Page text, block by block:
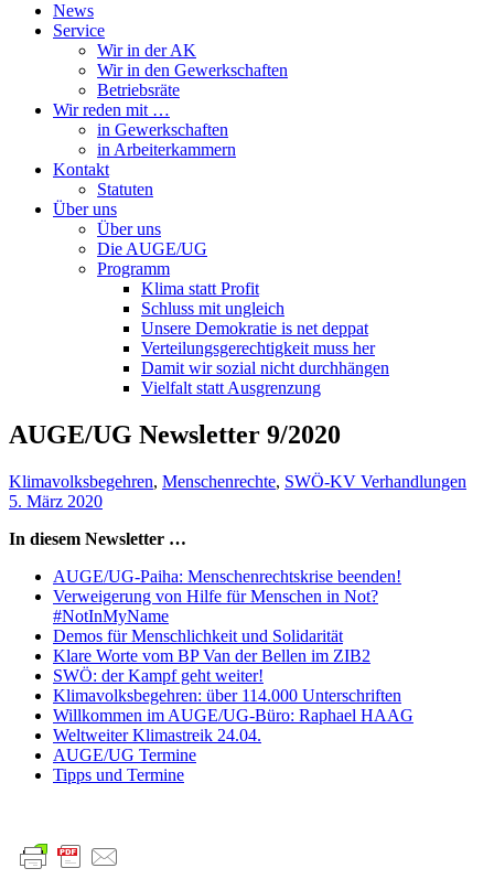
News
Service
Wir in der AK
Wir in den Gewerkschaften
Betriebsräte
Wir reden mit …
in Gewerkschaften
in Arbeiterkammern
Kontakt
Statuten
Über uns
Über uns
Die AUGE/UG
Programm
Klima statt Profit
Schluss mit ungleich
Unsere Demokratie is net deppat
Verteilungsgerechtigkeit muss her
Damit wir sozial nicht durchhängen
Vielfalt statt Ausgrenzung
AUGE/UG Newsletter 9/2020
Klimavolksbegehren, Menschenrechte, SWÖ-KV Verhandlungen
5. März 2020
In diesem Newsletter …
AUGE/UG-Paiha: Menschenrechtskrise beenden!
Verweigerung von Hilfe für Menschen in Not?
#NotInMyName
Demos für Menschlichkeit und Solidarität
Klare Worte vom BP Van der Bellen im ZIB2
SWÖ: der Kampf geht weiter!
Klimavolksbegehren: über 114.000 Unterschriften
Willkommen im AUGE/UG-Büro: Raphael HAAG
Weltweiter Klimastreik 24.04.
AUGE/UG Termine
Tipps und Termine